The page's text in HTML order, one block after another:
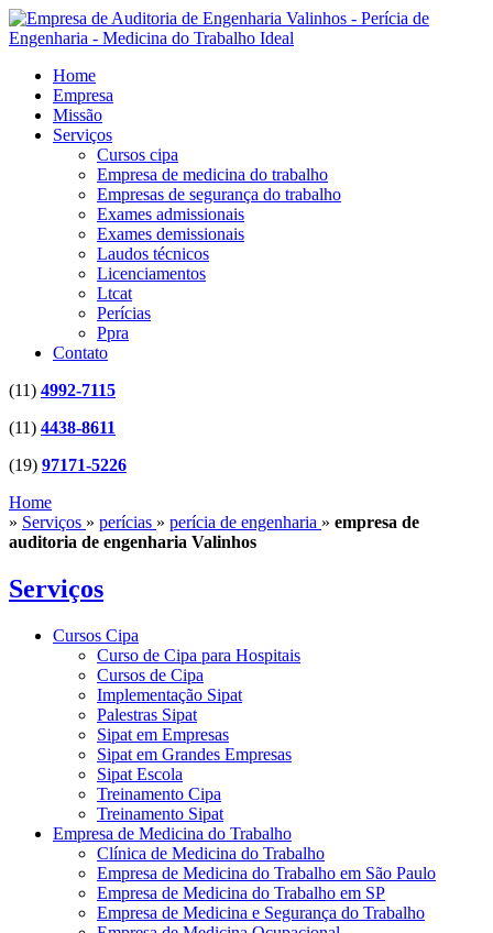
Home
Empresa
Missão
Serviços
Cursos cipa
Empresa de medicina do trabalho
Empresas de segurança do trabalho
Exames admissionais
Exames demissionais
Laudos técnicos
Licenciamentos
Ltcat
Perícias
Ppra
Contato
(11) 4992-7115
(11) 4438-8611
(19) 97171-5226
Home
» Serviços » perícias » perícia de engenharia » empresa de
auditoria de engenharia Valinhos
Serviços
Cursos Cipa
Curso de Cipa para Hospitais
Cursos de Cipa
Implementação Sipat
Palestras Sipat
Sipat em Empresas
Sipat em Grandes Empresas
Sipat Escola
Treinamento Cipa
Treinamento Sipat
Empresa de Medicina do Trabalho
Clínica de Medicina do Trabalho
Empresa de Medicina do Trabalho em São Paulo
Empresa de Medicina do Trabalho em SP
Empresa de Medicina e Segurança do Trabalho